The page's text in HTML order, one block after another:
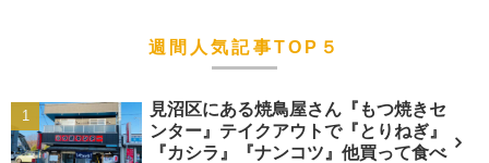
週間人気記事TOP５
見沼区にある焼鳥屋さん『もつ焼きセ
ンター』テイクアウトで『とりねぎ』
『カシラ』『ナンコツ』他買って食べ